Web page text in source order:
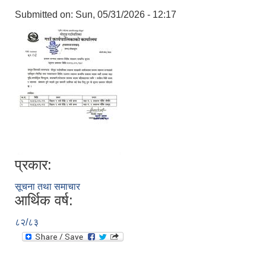
Submitted on: Sun, 05/31/2026 - 12:17
प्रकार:
सूचना तथा समाचार
आर्थिक वर्ष:
८२/८३